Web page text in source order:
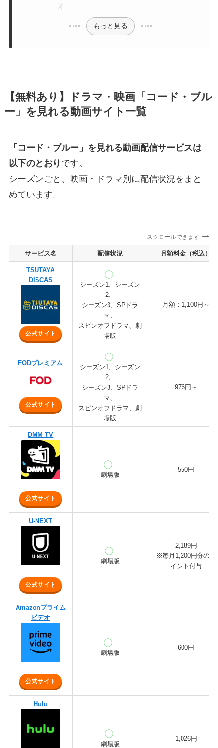
オ
もっと見る
【無料あり】 ドラマ・映画「コード・ブル
ー」を見れる動画サイト一覧
「コード・ブルー」を見れる動画配信サービスは
以下のとおり です。
シーズンごと、映画・ドラマ別に配信状況をまと
めています。
スクロールできます
サービス名 配信状況 月額料金（税込）
TSUTAYA
DISCAS
公式サイト
シーズン1、シーズン
2、
シーズン3、SPドラ
マ、
スピンオフドラマ、劇
場版
月額：1,100円～
FODプレミアム
公式サイト
シーズン1、シーズン
2、
シーズン3、SPドラ
マ、
スピンオフドラマ、劇
場版
976円～
DMM TV
公式サイト
劇場版
550円
U-NEXT
公式サイト
劇場版
2,189円
※毎月1,200円分のポ
イント付与
Amazonプライム
ビデオ
公式サイト
劇場版
600円
Hulu
劇場版
1,026円